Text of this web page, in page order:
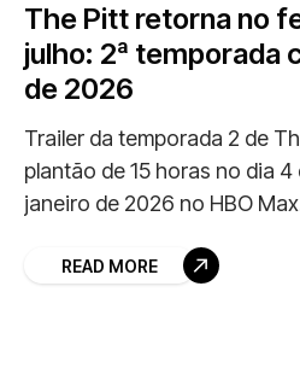
The Pitt retorna no
julho: 2ª temporada
de 2026
Trailer da temporada 2 de
plantão de 15 horas no dia
janeiro de 2026 no HBO
READ MORE